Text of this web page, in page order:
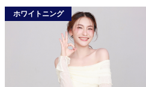
ホワイトニング